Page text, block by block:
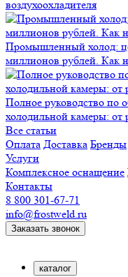
воздухоохладителя
Промышленный холод:
миллионов рублей. Как
Полное руководство
холодильной камеры: от
Все статьи
Оплата Доставка Бренды
Услуги
Комплексное оснащение
Контакты
8 800 301-67-71
info@frostweld.ru
Заказать звонок
каталог